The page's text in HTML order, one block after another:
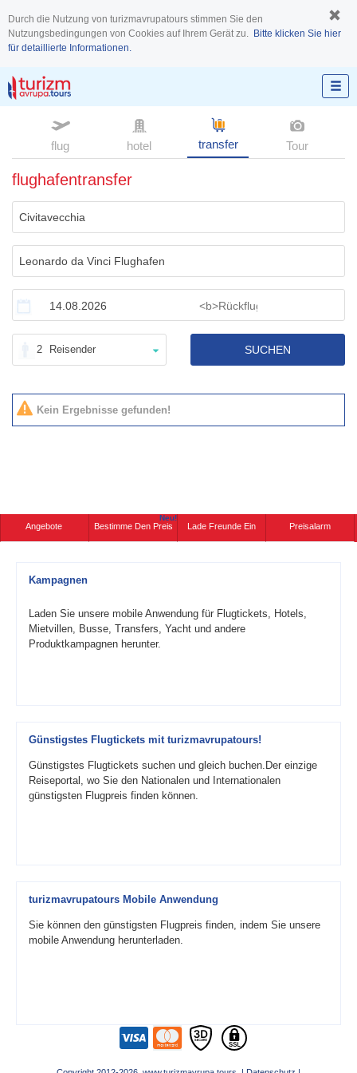
Durch die Nutzung von turizmavrupatours stimmen Sie den
Nutzungsbedingungen von Cookies auf Ihrem Gerät zu. Bitte klicken Sie hier
für detaillierte Informationen.
flug hotel transfer Tour
flughafentransfer
2 Reisender SUCHEN
Kein Ergebnisse gefunden!
Angebote Bestimme Den Preis
Neu!
Lade Freunde Ein Preisalarm
Kampagnen
Laden Sie unsere mobile Anwendung für Flugtickets, Hotels,
Mietvillen, Busse, Transfers, Yacht und andere
Produktkampagnen herunter.
Günstigstes Flugtickets mit turizmavrupatours!
Günstigstes Flugtickets suchen und gleich buchen.Der einzige
Reiseportal, wo Sie den Nationalen und Internationalen
günstigsten Flugpreis finden können.
turizmavrupatours Mobile Anwendung
Sie können den günstigsten Flugpreis finden, indem Sie unsere
mobile Anwendung herunterladen.